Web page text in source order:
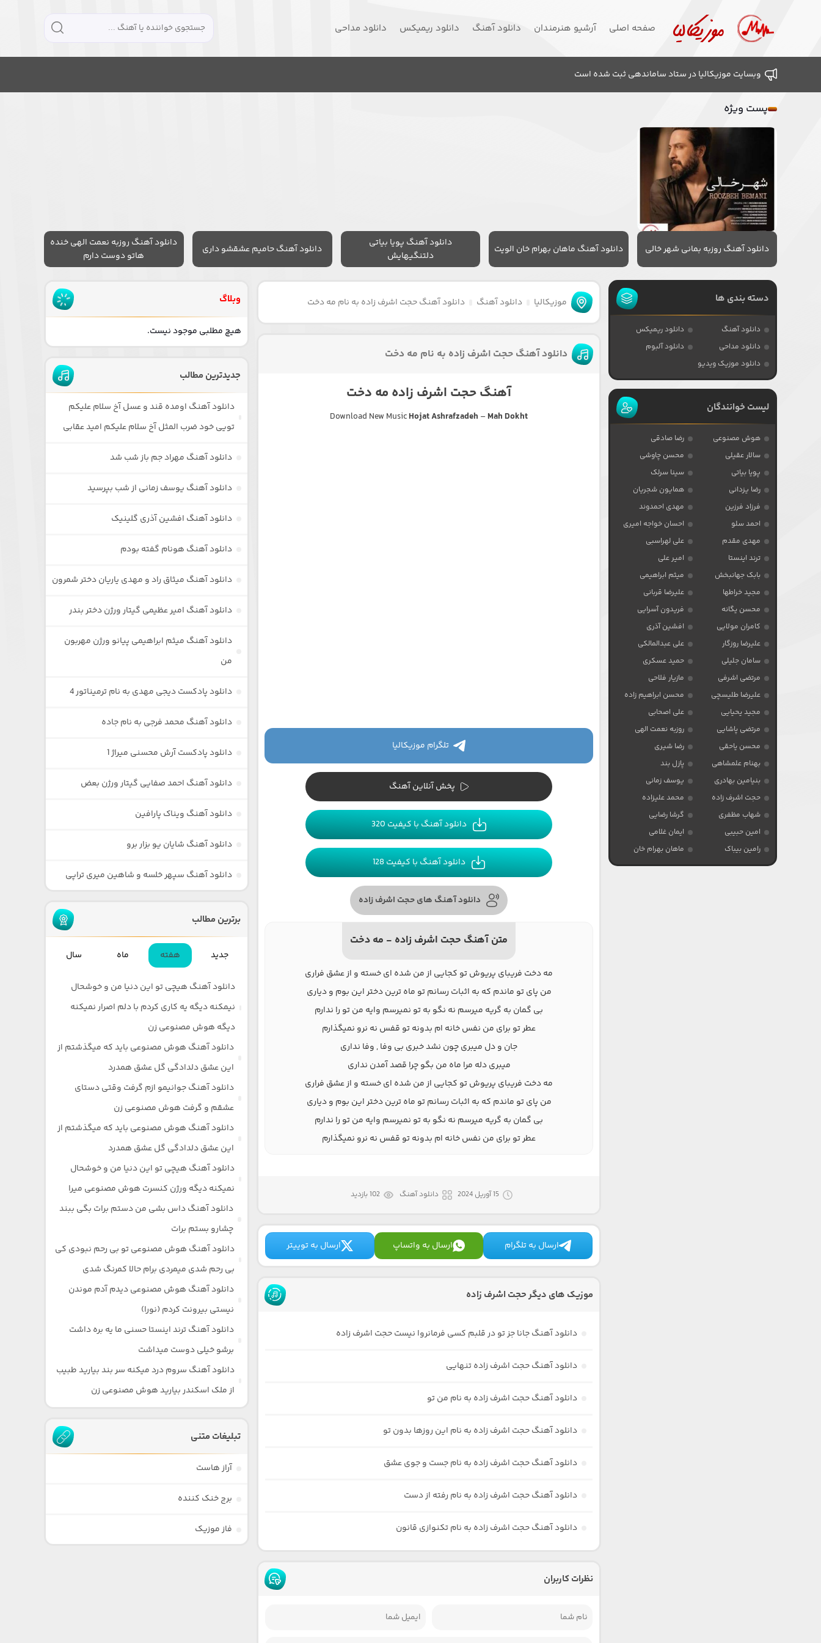
صفحه اصلی آرشیو هنرمندان دانلود آهنگ دانلود ریمیکس دانلود مداحی
وبسایت موزیکالیا در ستاد ساماندهی ثبت شده است
پست ویژه
دانلود آهنگ روزبه بمانی شهر خالی دانلود آهنگ ماهان بهرام خان الویت
دانلود آهنگ پویا بیاتی
دلتنگیهایش
دانلود آهنگ حامیم عشقشو داری
دانلود آهنگ روزبه نعمت الهی خنده
هاتو دوست دارم
موزیکالیا دانلود آهنگ دانلود آهنگ حجت اشرف زاده به نام مه دخت
دانلود آهنگ حجت اشرف زاده به نام مه دخت
آهنگ حجت اشرف زاده مه دخت
Download New MusicHojat Ashrafzadeh – Mah Dokht
تلگرام موزیکالیا
پخش آنلاین آهنگ
دانلود آهنگ با کیفیت 320
دانلود آهنگ با کیفیت 128
دانلود آهنگ های حجت اشرف زاده
متن آهنگ حجت اشرف زاده - مه دخت
مه دخت فریبای پریوش تو کجایی از من شده ای خسته و از عشق فراری
من پای تو ماندم که به اثبات رسانم تو ماه ترین دختر این بوم و دیاری
بی گمان به گریه میرسم نه نگو به تو نمیرسم وایه من تو را ندارم
عطر تو برای من نفس خانه ام بدونه تو قفس نه نرو نمیگذارم
جان و دل میبری چون نشد خبری بی وفا , وفا نداری
میبری دله مرا ماه من بگو چرا قصد آمدن نداری
مه دخت فریبای پریوش تو کجایی از من شده ای خسته و از عشق فراری
من پای تو ماندم که به اثبات رسانم تو ماه ترین دختر این بوم و دیاری
بی گمان به گریه میرسم نه نگو به تو نمیرسم وایه من تو را ندارم
عطر تو برای من نفس خانه ام بدونه تو قفس نه نرو نمیگذارم
15 آوریل 2024 دانلود آهنگ 102 بازدید
ارسال به تلگرام ارسال به واتساپ ارسال به توییتر
موزیک های دیگر حجت اشرف زاده
دانلود آهنگ جانا جز تو در قلبم کسی فرمانروا نیست حجت اشرف زاده
دانلود آهنگ حجت اشرف زاده تنهایی
دانلود آهنگ حجت اشرف زاده به نام من تو
دانلود آهنگ حجت اشرف زاده به نام این روزها بدون تو
دانلود آهنگ حجت اشرف زاده به نام جست و جوی عشق
دانلود آهنگ حجت اشرف زاده به نام رفته از دست
دانلود آهنگ حجت اشرف زاده به نام تکنوازی قانون
نظرات کاربران
دسته بندی ها
دانلود آهنگ
دانلود ریمیکس
دانلود مداحی
دانلود آلبوم
دانلود موزیک ویدیو
لیست خوانندگان
هوش مصنوعی
رضا صادقی
سالار عقیلی
محسن چاوشی
پویا بیاتی
سینا سرلک
رضا یزدانی
همایون شجریان
فرزاد فرزین
مهدی احمدوند
احمد سلو
احسان خواجه امیری
مهدی مقدم
علی لهراسبی
ترند اینستا
امیر علی
بابک جهانبخش
میثم ابراهیمی
مجید خراطها
علیرضا قربانی
محسن یگانه
فریدون آسرایی
کامران مولایی
افشین آذری
علیرضا روزگار
علی عبدالمالکی
سامان جلیلی
حمید عسکری
مرتضی اشرفی
مازیار فلاحی
علیرضا طلیسچی
محسن ابراهیم زاده
مجید یحیایی
علی اصحابی
مرتضی پاشایی
روزبه نعمت الهی
محسن یاحقی
رضا شیری
بهنام علمشاهی
پازل بند
بنیامین بهادری
یوسف زمانی
حجت اشرف زاده
محمد علیزاده
شهاب مظفری
گرشا رضایی
امین حبیبی
ایمان غلامی
رامین بیباک
ماهان بهرام خان
وبلاگ
هیچ مطلبی موجود نیست.
جدیدترین مطالب
دانلود آهنگ اومده قند و عسل آخ سلام علیکم
تویی خود ضرب المثل آخ سلام علیکم امید عقابی
دانلود آهنگ مهراد جم باز شب شد
دانلود آهنگ یوسف زمانی از شب بپرسید
دانلود آهنگ افشین آذری گلینیک
دانلود آهنگ هونام گفته بودم
دانلود آهنگ میثاق راد و مهدی یاریان دختر شمرون
دانلود آهنگ امیر عظیمی گیتار ورژن دختر بندر
دانلود آهنگ میثم ابراهیمی پیانو ورژن مهربون
من
دانلود پادکست دیجی مهدی به نام ترمیناتور 4
دانلود آهنگ محمد فرجی به نام جاده
دانلود پادکست آرش محسنی میراژ 1
دانلود آهنگ احمد صفایی گیتار ورژن بعض
دانلود آهنگ ویناک پارافین
دانلود آهنگ شایان یو بزار برو
دانلود آهنگ سپهر خلسه و شاهین میری تراپی
برترین مطالب
جدید هفته ماه سال
دانلود آهنگ هیچی تو این دنیا من و خوشحال
نیمکنه دیگه یه کاری کردم با دلم اصرار نمیکنه
دیگه هوش مصنوعی زن
دانلود آهنگ هوش مصنوعی باید که میگذشتم از
این عشق دلدادگی گل عشق همدرد
دانلود آهنگ جوانیمو ازم گرفت وقتی دستای
عشقم و گرفت هوش مصنوعی زن
دانلود آهنگ هوش مصنوعی باید که میگذشتم از
این عشق دلدادگی گل عشق همدرد
دانلود آهنگ هیچی تو این دنیا من و خوشحال
نمیکنه دیگه ورژن کنسرت هوش مصنوعی میرا
دانلود آهنگ داس بشی من دستم برات بگی ببند
چشارو بستم برات
دانلود آهنگ هوش مصنوعی تو بی رحم نبودی کی
بی رحم شدی میمردی برام حالا کمرنگ شدی
دانلود آهنگ هوش مصنوعی دیدم آدم موندن
نیستی بیرونت کردم (نورا)
دانلود آهنگ ترند اینستا حسنی ما یه بره داشت
برشو خیلی دوست میداشت
دانلود آهنگ سروم درد میکنه سر بند بیارید طبیب
از ملک اسکندر بیارید هوش مصنوعی زن
تبلیغات متنی
آراز هاست
برج خنک کننده
فاز موزیک